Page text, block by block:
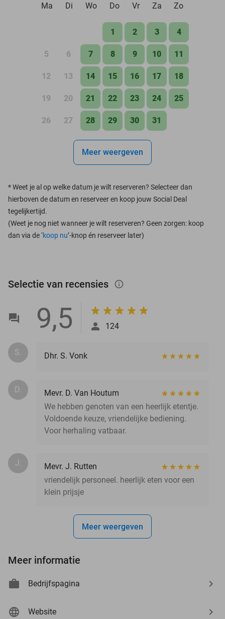
Ma
Di Wo Do Vr Za Zo
1 2 3 4
5 6 7 8 9 10 11
12 13 14 15 16 17 18
19 20 21 22 23 24 25
26 27 28 29 30 31
Meer weergeven
*Weet je al op welke datum je wilt reserveren? Selecteer dan
hierboven de datum en reserveer en koop jouw Social Deal
tegelijkertijd.
(Weet je nog niet wanneer je wilt reserveren? Geen zorgen: koop
dan via de ‘koop nu’-knop én reserveer later)
Selectie van recensies info_outlined
9,5 124
S. Dhr. S. Vonk
D.
Mevr. D. Van Houtum
We hebben genoten van een heerlijk etentje.
Voldoende keuze, vriendelijke bediening.
Voor herhaling vatbaar.
J.
Mevr. J. Rutten
vriendelijk personeel. heerlijk eten voor een
klein prijsje
Meer weergeven
Meer informatie
Bedrijfspagina
Website